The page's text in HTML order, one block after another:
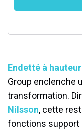
Endetté à
Group enclenche
transformation.
Nilsson, cette
fonctions support